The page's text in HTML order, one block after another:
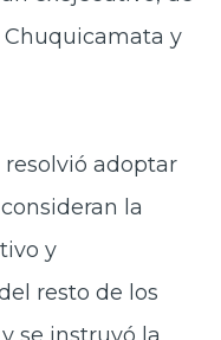
Chuquicamata y
resolvió adoptar
la
y
resto de los